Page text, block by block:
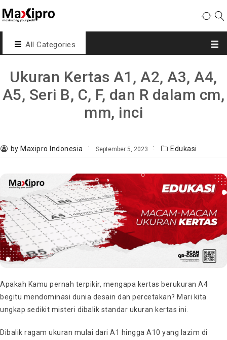
All Categories
Ukuran Kertas A1, A2, A3, A4,
A5, Seri B, C, F, dan R dalam cm,
mm, inci
by Maxipro Indonesia September 5, 2023 Edukasi
Apakah Kamu pernah terpikir, mengapa kertas berukuran A4
begitu mendominasi dunia desain dan percetakan? Mari kita
ungkap sedikit misteri dibalik standar ukuran kertas ini.
Dibalik ragam ukuran mulai dari A1 hingga A10 yang lazim di